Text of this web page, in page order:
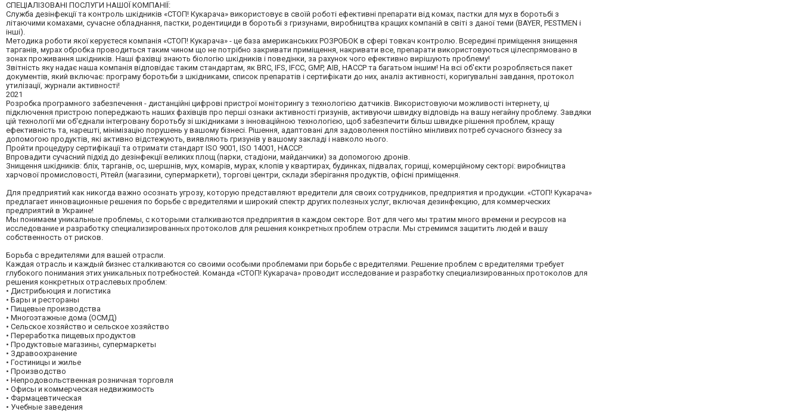
СПЕЦІАЛІЗОВАНІ ПОСЛУГИ НАШОЇ КОМПАНІЇ:
Служба дезінфекції та контроль шкідників «СТОП! Кукарача» використовує в своїй роботі ефективні препарати від комах, пастки для мух в боротьбі з
літаючими комахами, сучасне обладнання, пастки, родентициди в боротьбі з гризунами, виробництва кращих компаній в світі з даної теми (BAYER, PESTMEN і
інші).
Методика роботи якої керуєтеся компанія «СТОП! Кукарача» - це база американських РОЗРОБОК в сфері товкач контролю. Всередині приміщення знищення
тарганів, мурах обробка проводиться таким чином що не потрібно закривати приміщення, накривати все, препарати використовуються цілеспрямовано в
зонах проживання шкідників. Наші фахівці знають біологію шкідників і поведінки, за рахунок чого ефективно вирішують проблему!
Звітність яку надає наша компанія відповідає таким стандартам, як BRC, IFS, IFCC, GMP, AIB, HACCP та багатьом іншим! На всі об'єкти розробляється пакет
документів, який включає: програму боротьби з шкідниками, список препаратів і сертифікати до них, аналіз активності, коригувальні завдання, протокол
утилізації, журнали активності!
2021
Розробка програмного забезпечення - дистанційні цифрові пристрої моніторингу з технологією датчиків. Використовуючи можливості інтернету, ці
підключення пристрою попереджають наших фахівців про перші ознаки активності гризунів, активуючи швидку відповідь на вашу негайну проблему. Завдяки
цій технології ми об'єднали інтегровану боротьбу зі шкідниками з інноваційною технологією, щоб забезпечити більш швидке рішення проблем, кращу
ефективність та, нарешті, мінімізацію порушень у вашому бізнесі. Рішення, адаптовані для задоволення постійно мінливих потреб сучасного бізнесу за
допомогою продуктів, які активно відстежують, виявляють гризунів у вашому закладі і навколо нього.
Пройти процедуру сертифікації та отримати стандарт ISO 9001, ISO 14001, HACCP.
Впровадити сучасний підхід до дезінфекції великих площ (парки, стадіони, майданчики) за допомогою дронів.
Знищення шкідників: бліх, тарганів, ос, шершнів, мух, комарів, мурах, клопів у квартирах, будинках, підвалах, горищі, комерційному секторі: виробництва
харчової промисловості, Рітейл (магазини, супермаркети), торгові центри, склади зберігання продуктів, офісні приміщення.
Для предприятий как никогда важно осознать угрозу, которую представляют вредители для своих сотрудников, предприятия и продукции. «СТОП! Кукарача»
предлагает инновационные решения по борьбе с вредителями и широкий спектр других полезных услуг, включая дезинфекцию, для коммерческих
предприятий в Украине!
Мы понимаем уникальные проблемы, с которыми сталкиваются предприятия в каждом секторе. Вот для чего мы тратим много времени и ресурсов на
исследование и разработку специализированных протоколов для решения конкретных проблем отрасли. Мы стремимся защитить людей и вашу
собственность от рисков.
Борьба с вредителями для вашей отрасли.
Каждая отрасль и каждый бизнес сталкиваются со своими особыми проблемами при борьбе с вредителями. Решение проблем с вредителями требует
глубокого понимания этих уникальных потребностей. Команда «СТОП! Кукарача» проводит исследование и разработку специализированных протоколов для
решения конкретных отраслевых проблем:
• Дистрибьюция и логистика
• Бары и рестораны
• Пищевые производства
• Многоэтажные дома (ОСМД)
• Сельское хозяйство и сельское хозяйство
• Переработка пищевых продуктов
• Продуктовые магазины, супермаркеты
• Здравоохранение
• Гостиницы и жилье
• Производство
• Непродовольственная розничная торговля
• Офисы и коммерческая недвижимость
• Фармацевтическая
• Учебные заведения